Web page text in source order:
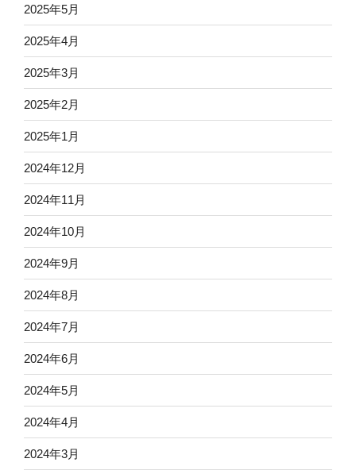
2025年5月
2025年4月
2025年3月
2025年2月
2025年1月
2024年12月
2024年11月
2024年10月
2024年9月
2024年8月
2024年7月
2024年6月
2024年5月
2024年4月
2024年3月